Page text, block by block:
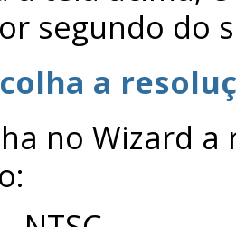
segundo do
a
no Wizard